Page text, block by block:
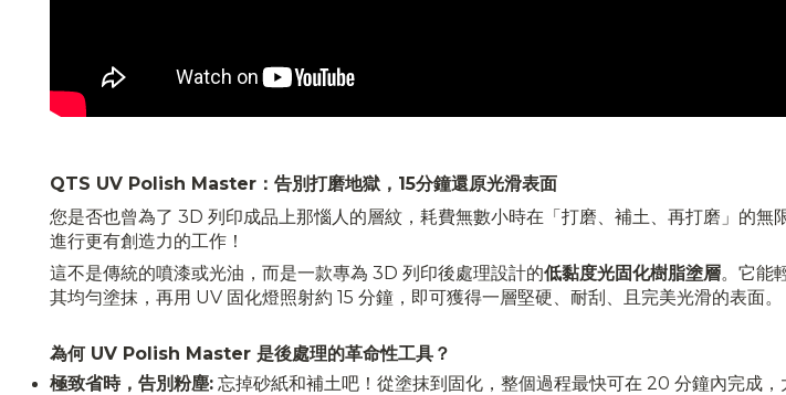
QTS UV Polish Master：告別打磨地獄，15分鐘還原光滑表面
您是否也曾為了 3D 列印成品上那惱人的層紋，耗費無數小時在「打磨、補土、再打磨」的
進行更有創造力的工作！
這不是傳統的噴漆或光油，而是一款專為 3D 列印後處理設計的低黏度光固化樹脂塗層。它能
其均勻塗抹，再用 UV 固化燈照射約 15 分鐘，即可獲得一層堅硬、耐刮、且完美光滑的表面。
為何 UV Polish Master 是後處理的革命性工具？
極致省時，告別粉塵: 忘掉砂紙和補土吧！從塗抹到固化，整個過程最快可在 20 分鐘內完成